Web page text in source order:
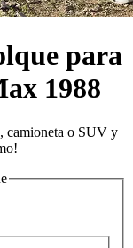
para
1988
camioneta o SUV y